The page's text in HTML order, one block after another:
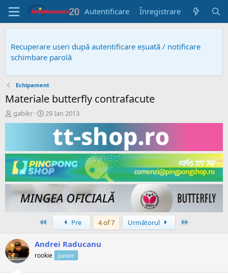
Autentificare Înregistrare
Recuperare useri după autentificare eșuată / notificare
schimbare parolă
Echipament
Materiale butterfly contrafacute
A
u
r
s
u
b
i
e
gabikr
D
a
c
r
e
a
r
e
29 Ian 2013
Prima Pre 4 of 7 Următorul
Andrei Raducanu
rookie junior